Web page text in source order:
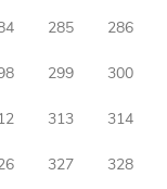
285 286
299 300
313 314
327 328